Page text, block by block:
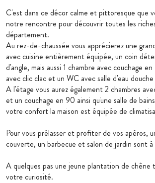
C'est dans ce décor calme et pittoresque que
notre rencontre pour découvrir toutes les
département.
Au rez-de-chaussée vous apprécierez une
avec cuisine entièrement équipée, un coin
d'angle, mais aussi 1 chambre avec couchage
avec clic clac et un WC avec salle d'eau
A l'étage vous aurez également 2 chambres
et un couchage en 90 ainsi qu'une salle de
votre confort la maison est équipée de
Pour vous prélasser et profiter de vos apéros,
couverte, un barbecue et salon de jardin sont
A quelques pas une jeune plantation de chêne
votre curiosité.